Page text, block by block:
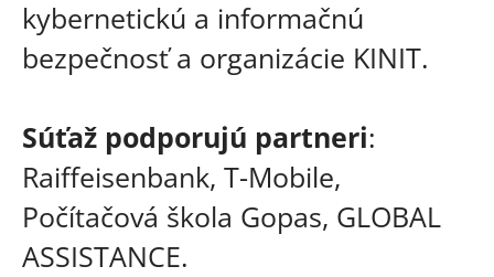
kybernetickú a informačnú
bezpečnosť a organizácie KINIT.
Súťaž podporujú partneri:
Raiffeisenbank, T-Mobile,
Počítačová škola Gopas, GLOBAL
ASSISTANCE.